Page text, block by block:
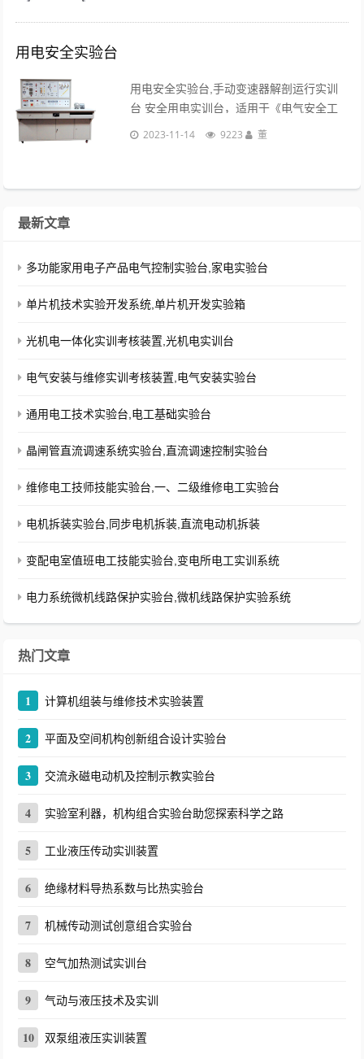
富的资源...
用电安全实验台
用电安全实验台,手动变速器解剖运行实训
台 安全用电实训台，适用于《电气安全工
程》、《安全用电》、《电工作业》、《电
故的原因......
2023-11-14 9223 董
最新文章
多功能家用电子产品电气控制实验台,家电实验台
单片机技术实验开发系统,单片机开发实验箱
光机电一体化实训考核装置,光机电实训台
电气安装与维修实训考核装置,电气安装实验台
通用电工技术实验台,电工基础实验台
晶闸管直流调速系统实验台,直流调速控制实验台
维修电工技师技能实验台,一、二级维修电工实验台
电机拆装实验台,同步电机拆装,直流电动机拆装
变配电室值班电工技能实验台,变电所电工实训系统
电力系统微机线路保护实验台,微机线路保护实验系统
热门文章
1 计算机组装与维修技术实验装置
2 平面及空间机构创新组合设计实验台
3 交流永磁电动机及控制示教实验台
4 实验室利器，机构组合实验台助您探索科学之路
5 工业液压传动实训装置
6 绝缘材料导热系数与比热实验台
7 机械传动测试创意组合实验台
8 空气加热测试实训台
9 气动与液压技术及实训
10 双泵组液压实训装置